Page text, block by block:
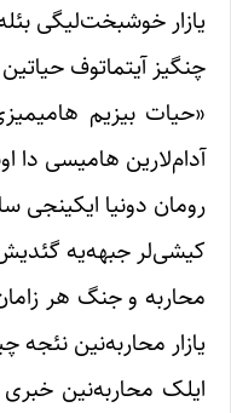
یازار خوشبخت‌لیگی
چنگیز آیتماتوف
«حیات بیزیم
آدام‌لارین هامیسی دا
رومان دونیا ایکینجی
کیشی‌لر جبهه‌یه
محاربه و جنگ هر
یازار محاربه‌نین نئجه
ایلک محاربه‌نین خبری